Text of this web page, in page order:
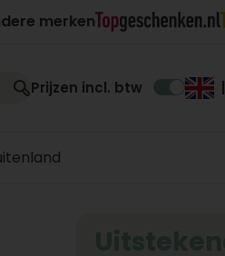
merken
Prijzen incl. btw